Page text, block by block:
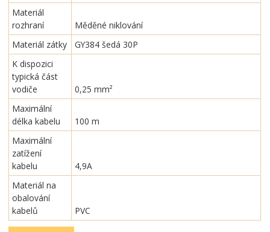
Materiál
rozhraní
Měděné niklování
Materiál zátky
GY384 šedá 30P
K dispozici
typická část
vodiče
0,25 mm²
Maximální
délka kabelu
100 m
Maximální
zatížení
kabelu
4,9A
Materiál na
obalování
kabelů
PVC